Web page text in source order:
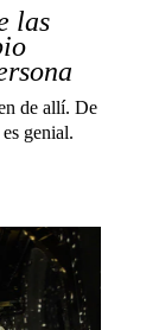
las
de allí. De
genial.